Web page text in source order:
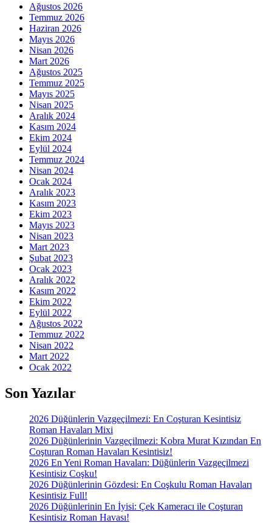
Ağustos 2026
Temmuz 2026
Haziran 2026
Mayıs 2026
Nisan 2026
Mart 2026
Ağustos 2025
Temmuz 2025
Mayıs 2025
Nisan 2025
Aralık 2024
Kasım 2024
Ekim 2024
Eylül 2024
Temmuz 2024
Nisan 2024
Ocak 2024
Aralık 2023
Kasım 2023
Ekim 2023
Mayıs 2023
Nisan 2023
Mart 2023
Şubat 2023
Ocak 2023
Aralık 2022
Kasım 2022
Ekim 2022
Eylül 2022
Ağustos 2022
Temmuz 2022
Nisan 2022
Mart 2022
Ocak 2022
Son Yazılar
2026 Düğünlerin Vazgeçilmezi: En Coşturan Kesintisiz
Roman Havaları Mixi
2026 Düğünlerinin Vazgeçilmezi: Kobra Murat Kızından En
Coşturan Roman Havaları Kesintisiz!
2026 En Yeni Roman Havaları: Düğünlerin Vazgeçilmezi
Kesintisiz Coşku!
2026 Düğünlerinin Gözdesi: En Coşkulu Roman Havaları
Kesintisiz Full!
2026 Düğünlerinin En İyisi: Çek Kameracı ile Coşturan
Kesintisiz Roman Havası!